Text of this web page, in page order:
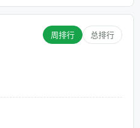
周排行 总排行